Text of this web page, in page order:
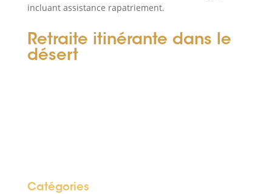
incluant assistance rapatriement.
Retraite itinérante dans le
désert
Catégories